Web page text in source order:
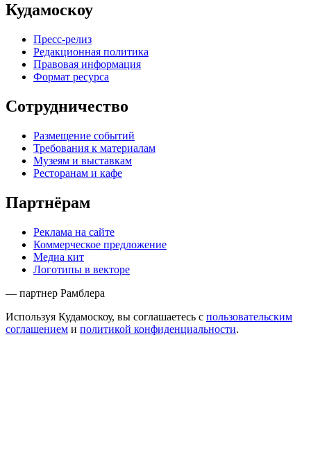
Кудамоскоу
Пресс-релиз
Редакционная политика
Правовая информация
Формат ресурса
Сотрудничество
Размещение событий
Требования к материалам
Музеям и выставкам
Ресторанам и кафе
Партнёрам
Реклама на сайте
Коммерческое предложение
Медиа кит
Логотипы в векторе
— партнер Рамблера
Используя Кудамоскоу, вы соглашаетесь с пользовательским
соглашением и политикой конфиденциальности.